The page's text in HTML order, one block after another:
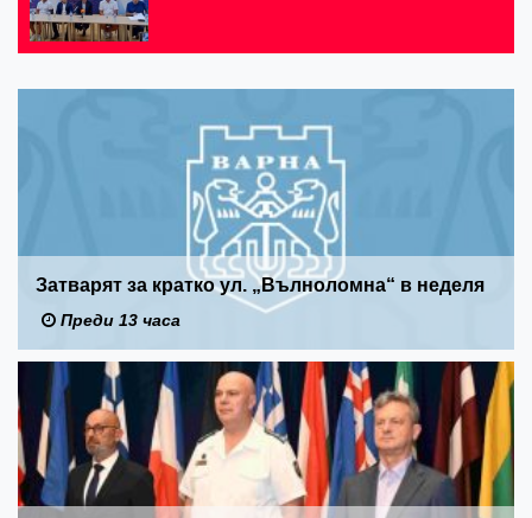
Затварят за кратко ул. „Вълноломна“ в неделя
Преди 13 часа